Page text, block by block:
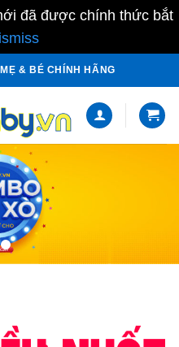
đã được chính thức bắt
& BÉ CHÍNH HÃNG